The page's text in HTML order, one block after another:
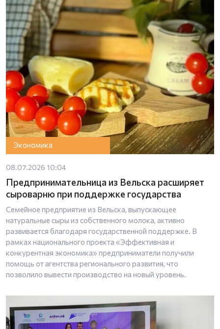
Экономика
08.07.2026 10:04
Предпринимательница из Вельска расширяет
сыроварню при поддержке государства
Семейное предприятие из Вельска, выпускающее
натуральные сыры из собственного молока, активно
развивается благодаря государственной поддержке. В
рамках национального проекта «Эффективная и
конкурентная экономика» предприниматели получили
помощь от агентства регионального развития, что
позволило вывести производство на новый уровень.